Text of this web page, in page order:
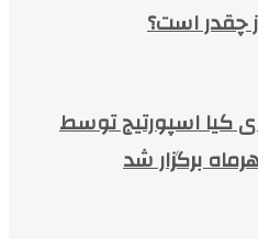
چقدر است؟
کیا اسپورتیج توسط
برگزار شد